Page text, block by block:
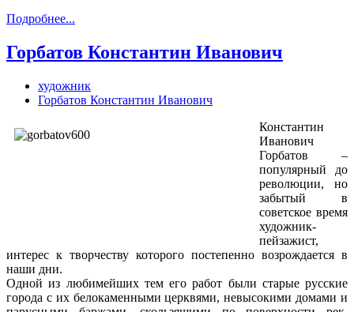
Подробнее...
Горбатов Константин Иванович
художник
Горбатов Константин Иванович
Константин
Иванович
Горбатов –
популярный до
революции, но
забытый в
советское время
художник-
пейзажист,
интерес к творчеству которого постепенно возрождается в
наши дни.
Одной из любимейших тем его работ были старые русские
города с их белокаменными церквями, невысокими домами и